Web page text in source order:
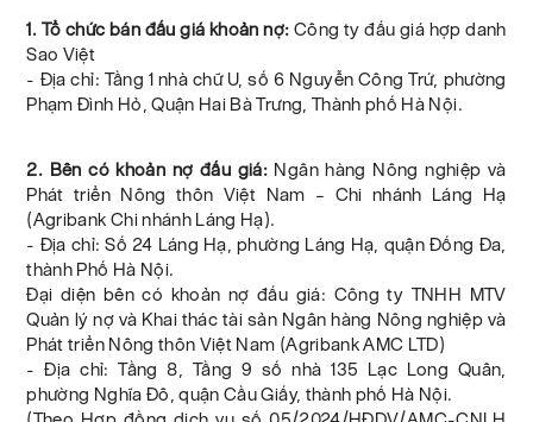
1. Tổ chức bán đấu giá khoản nợ: Công ty đấu giá hợp danh
Sao Việt
- Địa chỉ: Tầng 1 nhà chữ U, số 6 Nguyễn Công Trứ, phường
Phạm Đình Hỏ, Quận Hai Bà Trưng, Thành phố Hà Nội.
2. Bên có khoản nợ đấu giá:Ngân hàng Nông nghiệp và
Phát triển Nông thôn Việt Nam – Chi nhánh Láng Hạ
(Agribank Chi nhánh Láng Hạ).
- Địa chỉ: Số 24 Láng Hạ, phường Láng Hạ, quận Đống Đa,
thành Phố Hà Nội.
Đại diện bên có khoản nợ đấu giá: Công ty TNHH MTV
Quản lý nợ và Khai thác tài sản Ngân hàng Nông nghiệp và
Phát triển Nông thôn Việt Nam (Agribank AMC LTD)
- Địa chỉ: Tầng 8, Tầng 9 số nhà 135 Lạc Long Quân,
phường Nghĩa Đô, quận Cầu Giấy, thành phố Hà Nội.